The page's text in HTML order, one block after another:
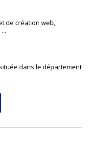
de création web,
dans le département